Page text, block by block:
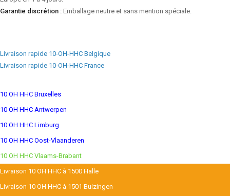
Garantie discrétion : Emballage neutre et sans mention spéciale.
Livraison rapide 10-OH-HHC Belgique
Livraison rapide 10-OH-HHC France
10 OH HHC Bruxelles
10 OH HHC Antwerpen
10 OH HHC Limburg
10 OH HHC Oost-Vlaanderen
10 OH HHC Vlaams-Brabant
Livraison 10 OH HHC à 1500 Halle
Livraison 10 OH HHC à 1501 Buizingen